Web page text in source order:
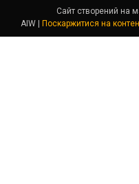
Сайт створений на
AIW | Поскаржитися на